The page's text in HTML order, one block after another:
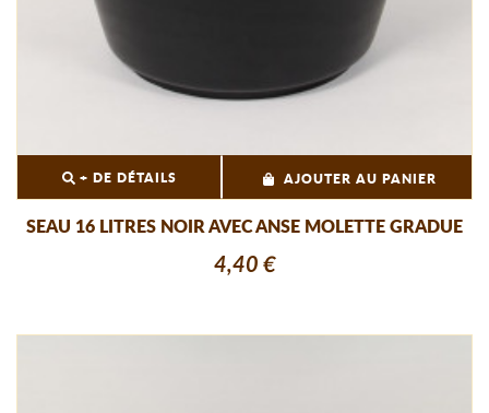
+ DE DÉTAILS AJOUTER AU PANIER
SEAU 16 LITRES NOIR AVEC ANSE MOLETTE GRADUE
4,40 €